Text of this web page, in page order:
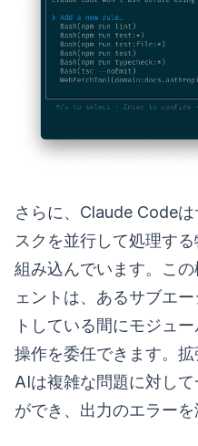
さらに、Claude Code
スクを並行して処理す
組み込んでいます。こ
ェントは、あるサブエ
トしている間にモジュ
操作を委任できます。拡
AIは複雑な問題に対し
ができ、出力のエラーを